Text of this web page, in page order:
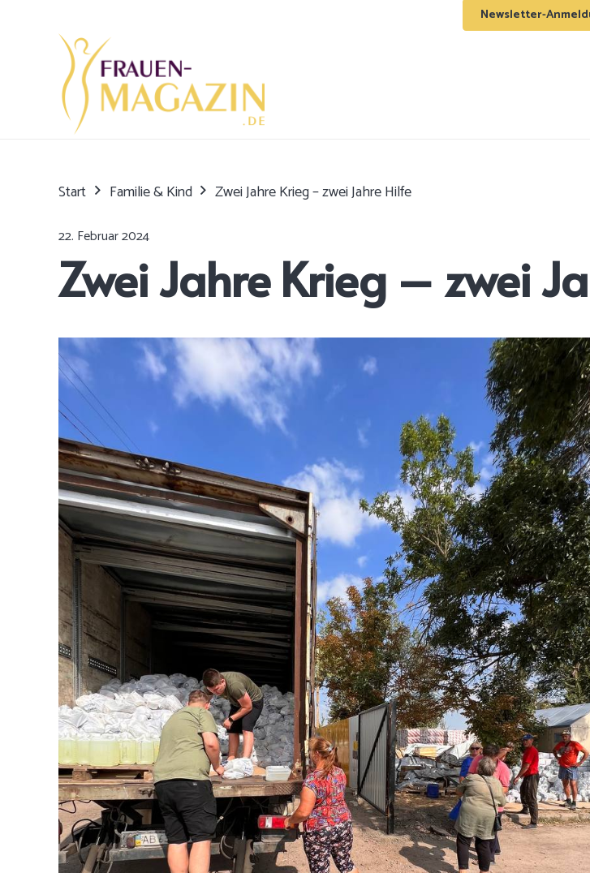
Newsletter-
Start Familie & Kind Zwei Jahre Krieg – zwei Jahre Hilfe
22. Februar 2024
Zwei Jahre Krieg – zwei